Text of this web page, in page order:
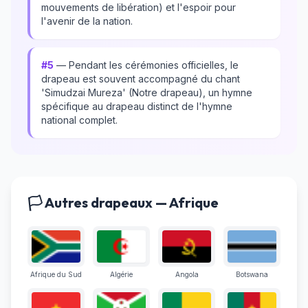
mouvements de libération) et l'espoir pour
l'avenir de la nation.
#5 — Pendant les cérémonies officielles, le
drapeau est souvent accompagné du chant
'Simudzai Mureza' (Notre drapeau), un hymne
spécifique au drapeau distinct de l'hymne
national complet.
🏳️ Autres drapeaux — Afrique
Afrique du Sud Algérie Angola Botswana